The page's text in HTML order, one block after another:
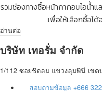
รวมช่องทางซื้อหน้ากากอบไอน้ำ
เพื่อให้เลือกซื้อไ
อ่านต่อ
บริษัท เทอรั่ม จำกัด
1/112 ซอยชิดลม แขวงลุมพินี เขต
สอบถามข้อมูล +666